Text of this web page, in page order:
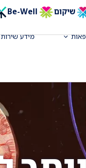
שיקום Be-Well
מידע שירות